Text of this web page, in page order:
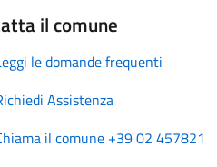
il comune
le domande frequenti
Assistenza
il comune +39 02 457821